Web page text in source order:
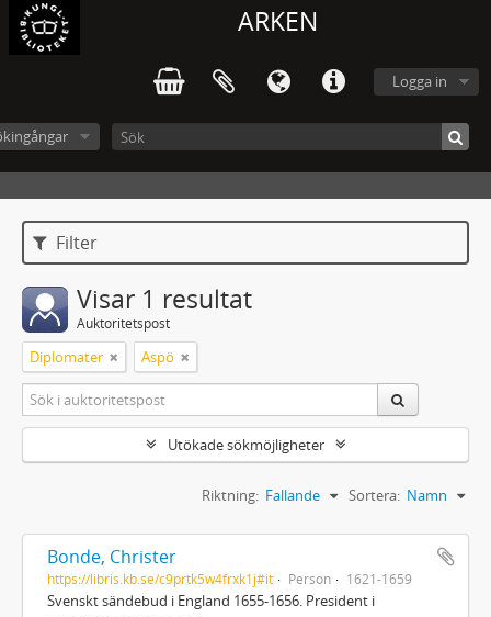
ARKEN
Logga in
Filter
Visar 1 resultat
Auktoritetspost
Diplomater Aspö
Utökade sökmöjligheter
Sortera: Namn
Riktning: Fallande
Bonde, Christer
https://libris.kb.se/c9prtk5w4frxk1j#it Person 1621-1659
Svenskt sändebud i England 1655-1656. President i